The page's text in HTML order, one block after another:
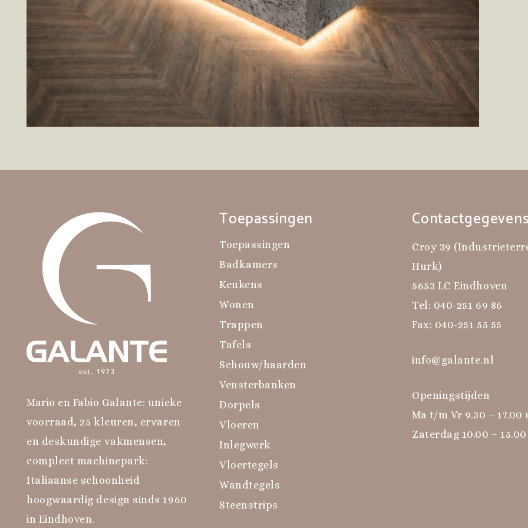
Mario en Fabio Galante: unieke
voorraad, 25 kleuren, ervaren
en deskundige vakmensen,
compleet machinepark:
Italiaanse schoonheid
hoogwaardig design sinds 1960
in Eindhoven.
Toepassingen
Toepassingen
Badkamers
Keukens
Wonen
Trappen
Tafels
Schouw/haarden
Vensterbanken
Dorpels
Vloeren
Inlegwerk
Vloertegels
Wandtegels
Steenstrips
Contactgegevens
Croy 39
Hurk)
5653 LC Eindhoven
Tel: 040-251 69 86
Fax: 040-251 55 55
info@galante.nl
Openingstijden
Ma t/m Vr 9.30 – 17.00
Zaterdag 10.00 –